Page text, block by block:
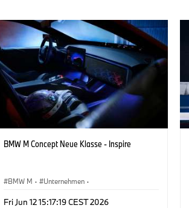
BMW M Concept Neue Klasse - Inspire
BMW M · Unternehmen ·
Fri Jun 12 15:17:19 CEST 2026